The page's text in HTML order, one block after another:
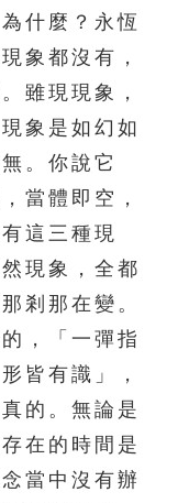
289 290
294 295
299 300
304 305
314 315
319 320
324 325
329 330
339 340
344 345
什麼？永恆
象都沒有，
雖現現象，
象是如幻如
。你說它
當體即空，
這三種現
現象，全都
剎那在變。
，「一彈指
皆有識」，
的。無論是
在的時間是
當中沒有辦